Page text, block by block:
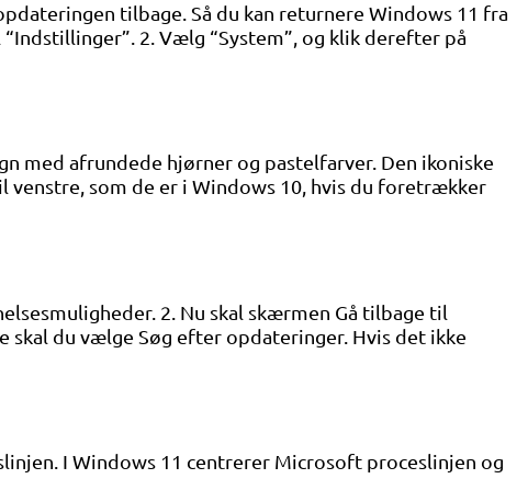
tilbage. Så du kan returnere Windows 11 fra
2. Vælg “System”, og klik derefter på
med afrundede hjørner og pastelfarver. Den ikoniske
som de er i Windows 10, hvis du foretrækker
2. Nu skal skærmen Gå tilbage til
skal du vælge Søg efter opdateringer. Hvis det ikke
I Windows 11 centrerer Microsoft proceslinjen og